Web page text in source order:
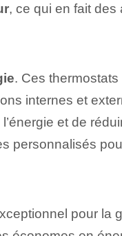
, ce qui en fait des
. Ces
internes et
et de
personnalisés
pour la